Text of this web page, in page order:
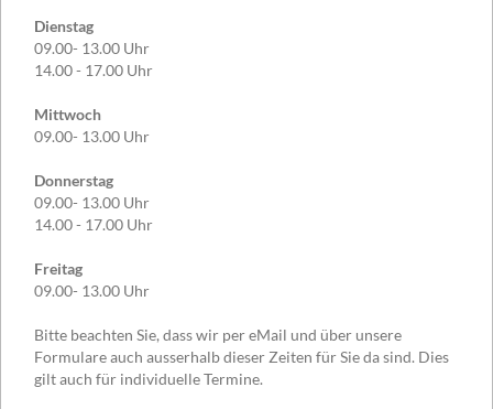
Dienstag
09.00- 13.00 Uhr
14.00 - 17.00 Uhr
Mittwoch
09.00- 13.00 Uhr
Donnerstag
09.00- 13.00 Uhr
14.00 - 17.00 Uhr
Freitag
09.00- 13.00 Uhr
Bitte beachten Sie, dass wir per eMail und über unsere
Formulare auch ausserhalb dieser Zeiten für Sie da sind. Dies
gilt auch für individuelle Termine.